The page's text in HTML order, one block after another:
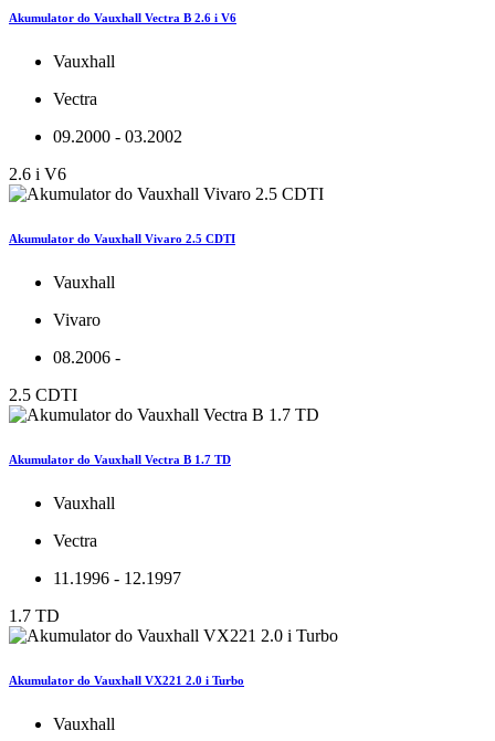
Akumulator do Vauxhall Vectra B 2.6 i V6
Vauxhall
Vectra
09.2000 - 03.2002
2.6 i V6
Akumulator do Vauxhall Vivaro 2.5 CDTI
Vauxhall
Vivaro
08.2006 -
2.5 CDTI
Akumulator do Vauxhall Vectra B 1.7 TD
Vauxhall
Vectra
11.1996 - 12.1997
1.7 TD
Akumulator do Vauxhall VX221 2.0 i Turbo
Vauxhall